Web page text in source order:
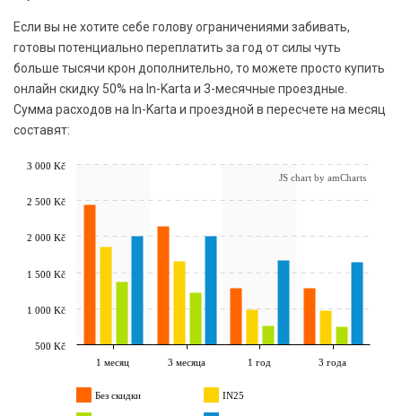
Если вы не хотите себе голову ограничениями забивать,
готовы потенциально переплатить за год от силы чуть
больше тысячи крон дополнительно, то можете просто купить
онлайн скидку 50% на In-Karta и 3-месячные проездные.
Сумма расходов на In-Karta и проездной в пересчете на месяц
составят:
1 месяц 3 месяца 1 год 3 года
500 Kč
1 000 Kč
1 500 Kč
2 000 Kč
2 500 Kč
3 000 Kč
JS chart by amCharts
Без скидки IN25